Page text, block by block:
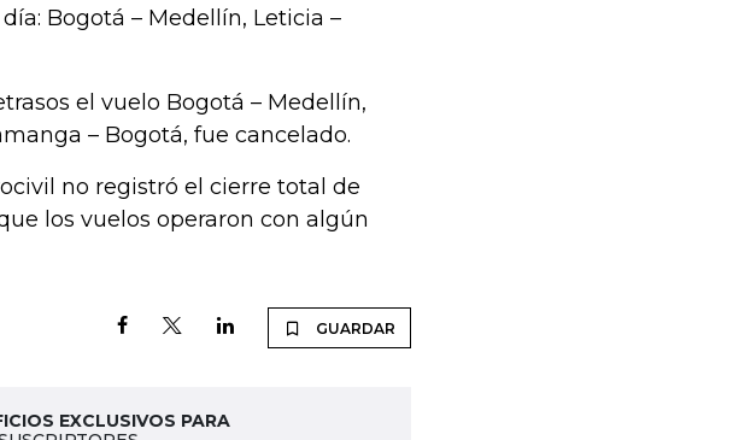
Bogotá – Medellín, Leticia –
el vuelo Bogotá – Medellín,
– Bogotá, fue cancelado.
no registró el cierre total de
los vuelos operaron con algún
GUARDAR
EXCLUSIVOS PARA